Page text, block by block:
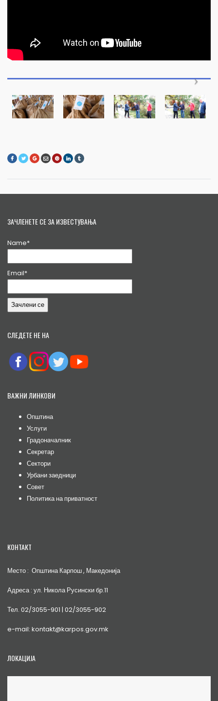
ЗАЧЛЕНЕТЕ СЕ ЗА ИЗВЕСТУВАЊА
Name*
Email*
СЛЕДЕТЕ НЕ НА
ВАЖНИ ЛИНКОВИ
Општина
Услуги
Градоначалник
Секретар
Сектори
Урбани заедници
Совет
Политика на приватност
КОНТАКТ
Место : Општина Карпош , Македонија
Адреса : ул. Никола Русински бр.11
Тел. 02/3055-901 | 02/3055-902
e-mail: kontakt@karpos.gov.mk
ЛОКАЦИЈА